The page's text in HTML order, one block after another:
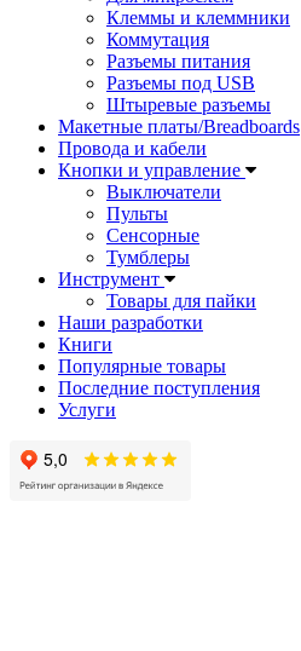
Клеммы и клеммники
Коммутация
Разъемы питания
Разъемы под USB
Штыревые разъемы
Макетные платы/Breadboards
Провода и кабели
Кнопки и управление
Выключатели
Пульты
Сенсорные
Тумблеры
Инструмент
Товары для пайки
Наши разработки
Книги
Популярные товары
Последние поступления
Услуги